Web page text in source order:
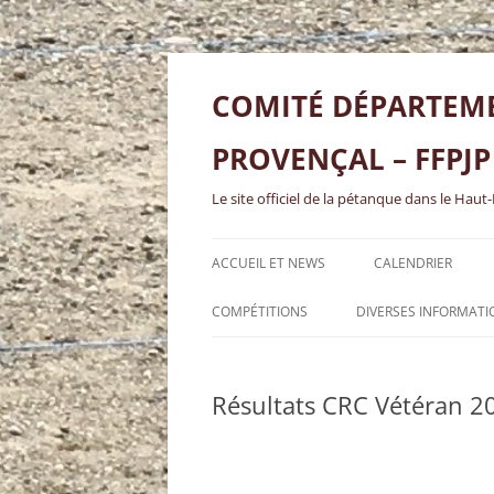
Aller
COMITÉ
PROVENÇAL – FFPJP
Le site officiel de la pétanque dans le
ACCUEIL ET NEWS
INFOS PRATIQUES
CLUBS AFFILIÉS AU CD68
CALENDRIER
COMPÉTITIONS
PROVENÇAL 2026
DIVERSES
DOCUMENTS À
Résultats CRC Vétéran